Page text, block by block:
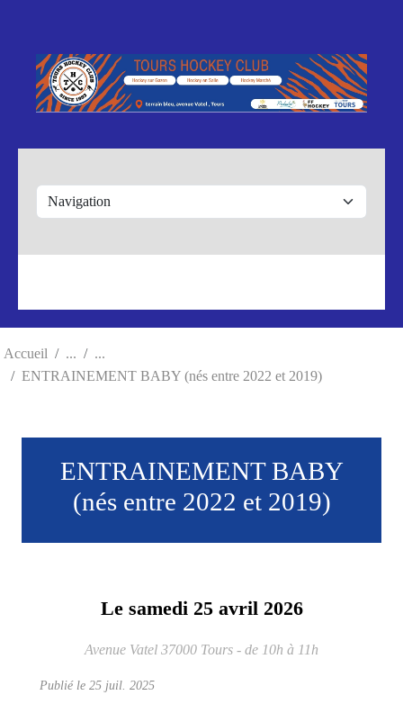
Accueil
ENTRAINEMENT BABY (nés entre 2022 et 2019)
ENTRAINEMENT BABY
(nés entre 2022 et 2019)
Le samedi 25 avril 2026
Avenue Vatel 37000 Tours - de 10h à 11h
Publié le 25 juil. 2025